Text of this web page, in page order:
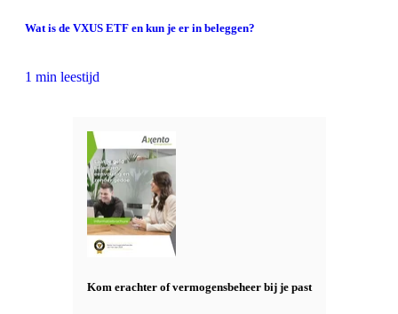
Wat is de VXUS ETF en kun je er in beleggen?
1 min leestijd
Kom erachter of vermogensbeheer bij je past